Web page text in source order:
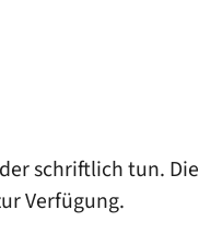
schriftlich tun. Die
Verfügung.